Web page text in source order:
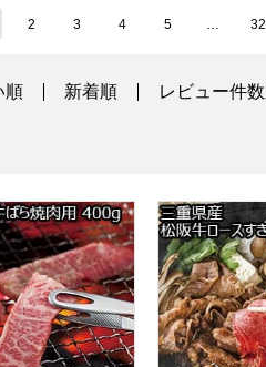
2 3 4 5 32
順 新着順
レビュー件
】ススメジェラート計12個【お
ばら焼肉用 400g【おいしいお
三重県産 松